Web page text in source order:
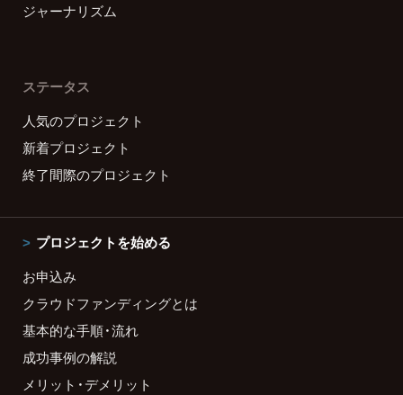
ジャーナリズム
ステータス
人気のプロジェクト
新着プロジェクト
終了間際のプロジェクト
プロジェクトを始める
お申込み
クラウドファンディングとは
基本的な手順・流れ
成功事例の解説
メリット・デメリット